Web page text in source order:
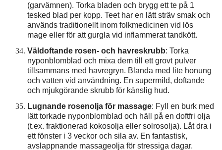
(garvämnen). Torka bladen och brygg ett te på 1
tesked blad per kopp. Teet har en lätt sträv smak och
används traditionellt inom folkmedicinen vid lös
mage eller för att gurgla vid inflammerat tandkött.
Väldoftande rosen- och havreskrubb: Torka
nyponblomblad och mixa dem till ett grovt pulver
tillsammans med havregryn. Blanda med lite honung
och vatten vid användning. En supermild, doftande
och mjukgörande skrubb för känslig hud.
Lugnande rosenolja för massage: Fyll en burk med
lätt torkade nyponblomblad och häll på en doftfri olja
(t.ex. fraktionerad kokosolja eller solrosolja). Låt dra i
ett fönster i 3 veckor och sila av. En fantastisk,
avslappnande massageolja för stressiga dagar.